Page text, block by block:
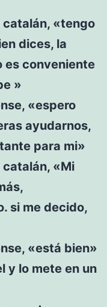
«tengo
dices, la
es conveniente
»
«espero
ayudarnos,
para mi»
«Mi
si me decido,
«está bien»
y lo mete en un